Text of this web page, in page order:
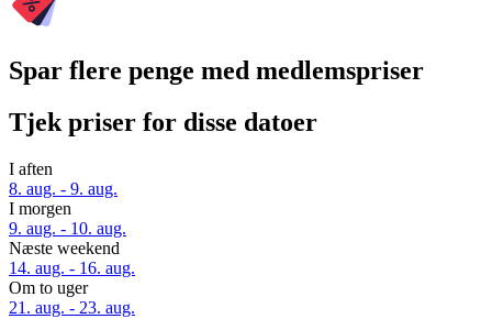
Spar flere penge med medlemspriser
Tjek priser for disse datoer
I aften
8. aug. - 9. aug.
I morgen
9. aug. - 10. aug.
Næste weekend
14. aug. - 16. aug.
Om to uger
21. aug. - 23. aug.